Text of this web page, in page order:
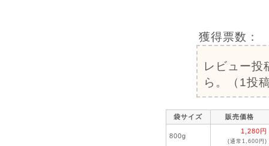
獲得票数：
レビュー投
ら。（1投
袋サイズ 販売価格
800g
1,280円
(通常1,600円)